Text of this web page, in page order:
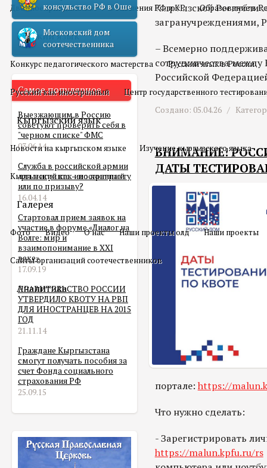
Двойное гражданство Отношения РФ и КР Образование в
Русский язык
Конкурс педагогического мастерства Русский язык в России
Русский как иностранный Центр государственного
Кыргызский язык
Новости на кыргызском языке Изучение кыргызского языка
Кыргызский как иностранный
Галерея
Фото Видео О нас Наши проекты олд Наши проекты
Сайты организаций соотечественников
Аналитика
консульство РФ в Оше
Московский дом
соотечественника
Самое популярное
Выезжающим в Россию
советуют проверить себя в
"черном списке" ФМС
03.06.14
Служба в российской армии
для мигранта – по контракту
или по призыву?
16.04.14
Стартовал прием заявок на
участие в форуме «Диалог на
Волге: мир и
взаимопонимание в XXI
веке»
17.09.19
ПРАВИТЕЛЬСТВО РОССИИ
УТВЕРДИЛО КВОТУ НА РВП
ДЛЯ ИНОСТРАНЦЕВ НА 2015
ГОД
21.11.14
Граждане Кыргызстана
смогут получать пособия за
счет Фонда социального
страхования РФ
25.09.15
Кыргызской
загранучреждениями,
– Всемерно
сотрудничества
Российской
Создано: 05.04.26 /
ВНИМАНИЕ!
ДАТЫ
портале: https://
Что нужно сделать:
- Зарегистрировать
https://malun.kpfu.ru/rs